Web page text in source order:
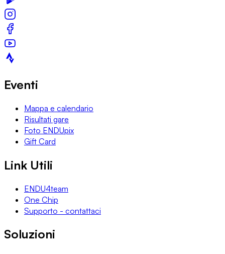
Eventi
Mappa e calendario
Risultati gare
Foto ENDUpix
Gift Card
Link Utili
ENDU4team
One Chip
Supporto - contattaci
Soluzioni